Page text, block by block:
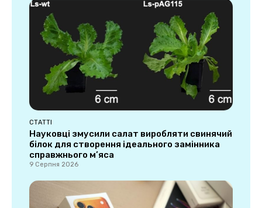
СТАТТІ
Науковці змусили салат виробляти свинячий
білок для створення ідеального замінника
справжнього м’яса
9 Серпня 2026